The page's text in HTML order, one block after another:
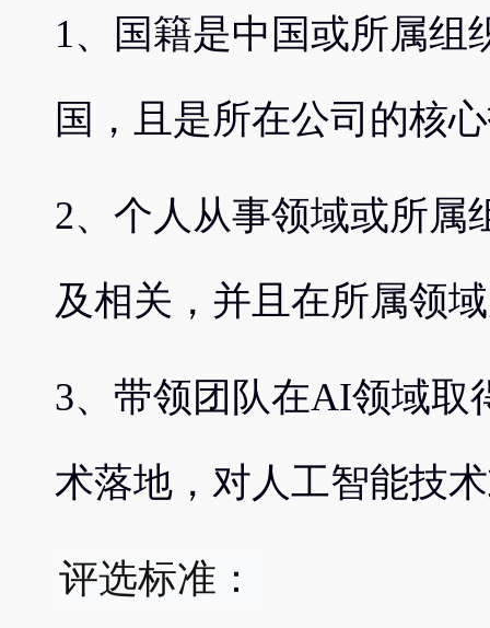
1、国籍是中国或所属组
国，且是所在公司的核
2、个人从事领域或所属
及相关，并且在所属领
3、带领团队在AI领域取
术落地，对人工智能技
评选标准：